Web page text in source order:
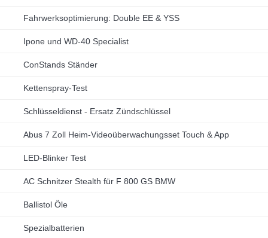
Fahrwerksoptimierung: Double EE & YSS
Ipone und WD-40 Specialist
ConStands Ständer
Kettenspray-Test
Schlüsseldienst - Ersatz Zündschlüssel
Abus 7 Zoll Heim-Videoüberwachungsset Touch & App
LED-Blinker Test
AC Schnitzer Stealth für F 800 GS BMW
Ballistol Öle
Spezialbatterien